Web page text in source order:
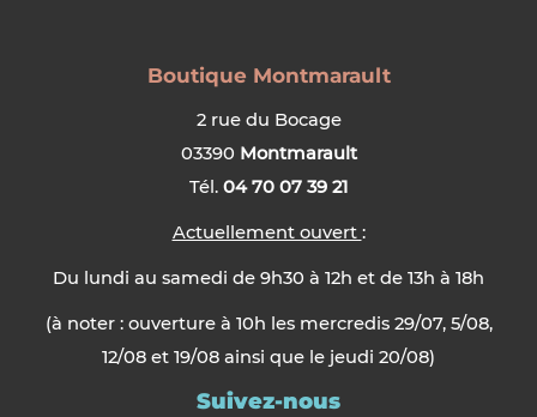
Boutique Montmarault
2 rue du Bocage
03390 Montmarault
Tél. 04 70 07 39 21
Actuellement ouvert :
Du lundi au samedi de 9h30 à 12h et de 13h à 18h
(à noter : ouverture à 10h les mercredis 29/07, 5/08,
12/08 et 19/08 ainsi que le jeudi 20/08)
Suivez-nous